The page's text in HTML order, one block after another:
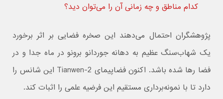
کدام مناطق و چه زمانی آن را می‌توان دید؟
پژوهشگران احتمال می‌دهند این صخره فضایی بر اثر برخورد
یک شهاب‌سنگ عظیم به دهانه جوردانو برونو در ماه جدا و در
فضا رها شده باشد. اکنون فضاپیمای Tianwen-2 این شانس را
دارد تا با نمونه‌برداری مستقیم این فرضیه علمی را اثبات کند.